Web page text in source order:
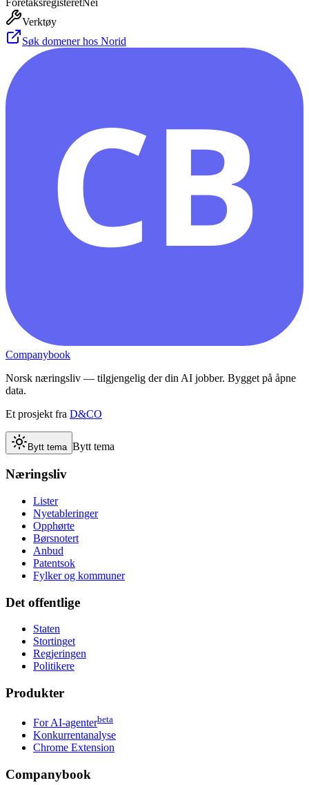
Verktøy
Søk domener hos Norid
CB
Companybook
Norsk næringsliv — tilgjengelig der din AI jobber. Bygget på åpne
data.
Et prosjekt fra D&CO
Bytt tema Bytt tema
Næringsliv
Lister
Nyetableringer
Opphørte
Børsnotert
Anbud
Patentsok
Fylker og kommuner
Det offentlige
Staten
Stortinget
Regjeringen
Politikere
Produkter
For AI-agenterbeta
Konkurrentanalyse
Chrome Extension
Companybook